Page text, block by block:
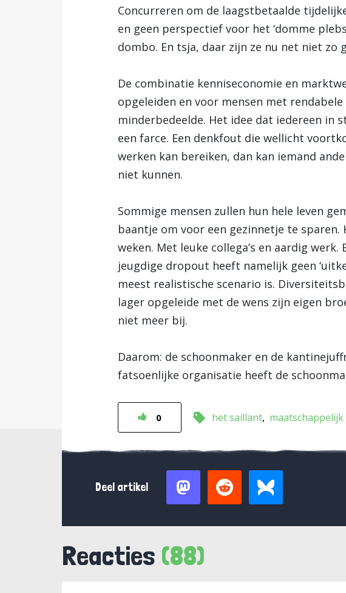
Concurreren om de laagstbetaalde
en geen perspectief voor het ‘domme
dombo. En tsja, daar zijn ze nu net niet zo
De combinatie kenniseconomie en
opgeleiden en voor mensen met
minderbedeelde. Het idee dat iedereen in
een farce. Een denkfout die wellicht
werken kan bereiken, dan kan iemand
niet kunnen.
Sommige mensen zullen hun hele leven
baantje om voor een gezinnetje te
weken. Met leuke collega’s en aardig
jeugdige dropout heeft namelijk geen
meest realistische scenario is.
lager opgeleide met de wens zijn eigen
niet meer bij.
Daarom: de schoonmaker en de
fatsoenlijke organisatie heeft de
0 het saillant
Deel artikel
Reacties (88)